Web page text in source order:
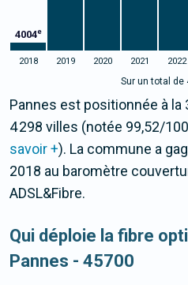
4004e
2018 2019 2020 2021 2022
Sur un total de
Pannes est positionnée à la
4 298 villes (notée 99,52/
savoir +). La commune a
2018 au baromètre
ADSL&Fibre.
Qui déploie la fibre
Pannes - 45700